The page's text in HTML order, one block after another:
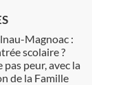
Magnoac :
scolaire ?
pas peur, avec la
de la Famille